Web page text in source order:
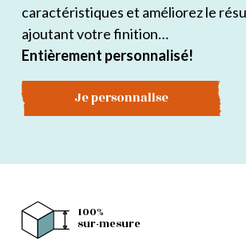
caractéristiques et améliorez le
ajoutant votre finition…
Entièrement personnalisé!
Je personnalise
100%
sur-mesure